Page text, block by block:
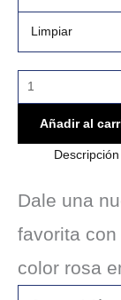
Limpiar
Añadir al
Descripción
Dale una
favorita
color rosa